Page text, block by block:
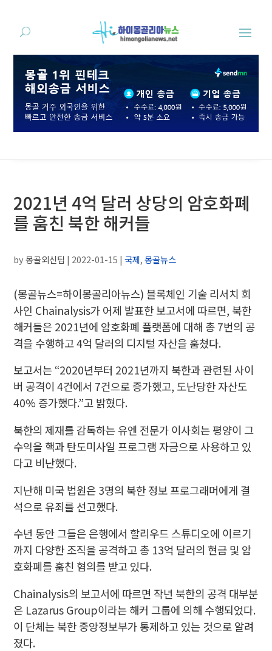
2021년 4억 달러 상당의 암호화폐
를 훔친 북한 해커들
by몽골외신팀 | 2022-01-15 |국제,몽골뉴스
(몽골뉴스=하이몽골리아뉴스)블록체인 기술 리서치 회
사인 Chainalysis가 어제 발표한 보고서에 따르면, 북한
해커들은 2021년에 암호화폐 플랫폼에 대해 총 7번의 공
격을 수행하고 4억 달러의 디지털 자산을 훔쳤다.
보고서는 “2020년부터 2021년까지 북한과 관련된 사이
버 공격이 4건에서 7건으로 증가했고, 도난당한 자산도
40% 증가했다.”고 밝혔다.
북한의 제재를 감독하는 유엔 전문가 이사회는 평양이 그
수익을 핵과 탄도미사일 프로그램 자금으로 사용하고 있
다고 비난했다.
지난해 미국 법원은 3명의 북한 정보 프로그래머에게 결
석으로 유죄를 선고했다.
수년 동안 그들은 은행에서 할리우드 스튜디오에 이르기
까지 다양한 조직을 공격하고 총 13억 달러의 현금 및 암
호화폐를 훔친 혐의를 받고 있다.
Chainalysis의 보고서에 따르면 작년 북한의 공격 대부분
은 Lazarus Group이라는 해커 그룹에 의해 수행되었다.
이 단체는 북한 중앙정보부가 통제하고 있는 것으로 알려
졌다.